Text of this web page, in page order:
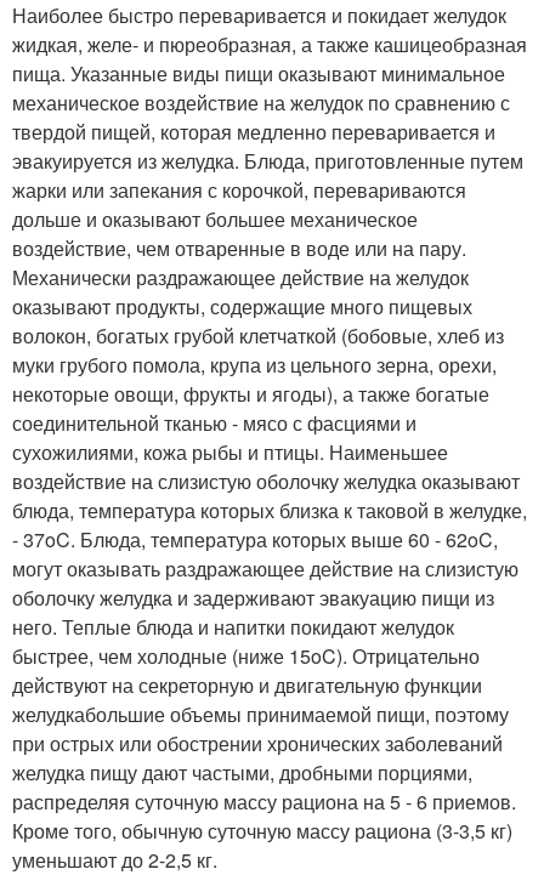
Наиболее быстро переваривается и покидает желудок
жидкая, желе- и пюреобразная, а также кашицеобразная
пища. Указанные виды пищи оказывают минимальное
механическое воздействие на желудок по сравнению с
твердой пищей, которая медленно переваривается и
эвакуируется из желудка. Блюда, приготовленные путем
жарки или запекания с корочкой, перевариваются
дольше и оказывают большее механическое
воздействие, чем отваренные в воде или на пару.
Механически раздражающее действие на желудок
оказывают продукты, содержащие много пищевых
волокон, богатых грубой клетчаткой (бобовые, хлеб из
муки грубого помола, крупа из цельного зерна, орехи,
некоторые овощи, фрукты и ягоды), а также богатые
соединительной тканью - мясо с фасциями и
сухожилиями, кожа рыбы и птицы. Наименьшее
воздействие на слизистую оболочку желудка оказывают
блюда, температура которых близка к таковой в желудке,
- 37oC. Блюда, температура которых выше 60 - 62oC,
могут оказывать раздражающее действие на слизистую
оболочку желудка и задерживают эвакуацию пищи из
него. Теплые блюда и напитки покидают желудок
быстрее, чем холодные (ниже 15oC). Отрицательно
действуют на секреторную и двигательную функции
желудкабольшие объемы принимаемой пищи, поэтому
при острых или обострении хронических заболеваний
желудка пищу дают частыми, дробными порциями,
распределяя суточную массу рациона на 5 - 6 приемов.
Кроме того, обычную суточную массу рациона (3-3,5 кг)
уменьшают до 2-2,5 кг.